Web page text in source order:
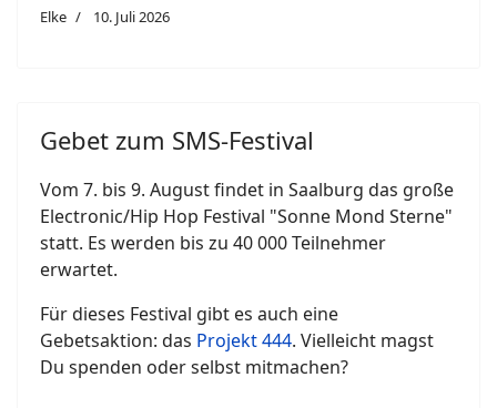
Elke 10. Juli 2026
Gebet zum SMS-Festival
Vom 7. bis 9. August findet in Saalburg das große
Electronic/Hip Hop Festival "Sonne Mond Sterne"
statt. Es werden bis zu 40 000 Teilnehmer
erwartet.
Für dieses Festival gibt es auch eine
Gebetsaktion: das Projekt 444. Vielleicht magst
Du spenden oder selbst mitmachen?